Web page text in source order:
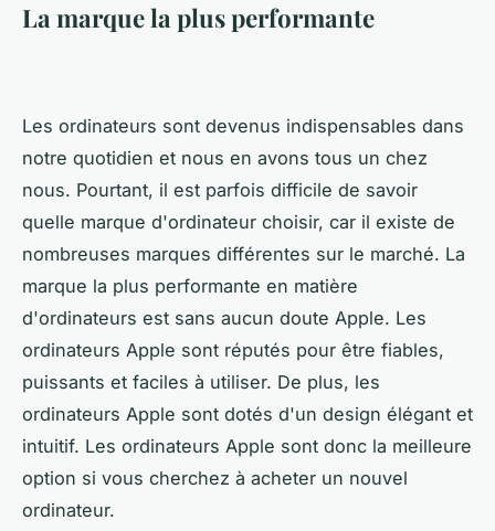
La marque la plus performante
Les ordinateurs sont devenus indispensables dans
notre quotidien et nous en avons tous un chez
nous. Pourtant, il est parfois difficile de savoir
quelle marque d'ordinateur choisir, car il existe de
nombreuses marques différentes sur le marché. La
marque la plus performante en matière
d'ordinateurs est sans aucun doute Apple. Les
ordinateurs Apple sont réputés pour être fiables,
puissants et faciles à utiliser. De plus, les
ordinateurs Apple sont dotés d'un design élégant et
intuitif. Les ordinateurs Apple sont donc la meilleure
option si vous cherchez à acheter un nouvel
ordinateur.